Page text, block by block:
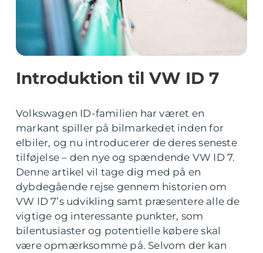
Introduktion til VW ID 7
Volkswagen ID-familien har været en
markant spiller på bilmarkedet inden for
elbiler, og nu introducerer de deres seneste
tilføjelse – den nye og spændende VW ID 7.
Denne artikel vil tage dig med på en
dybdegående rejse gennem historien om
VW ID 7’s udvikling samt præsentere alle de
vigtige og interessante punkter, som
bilentusiaster og potentielle købere skal
være opmærksomme på. Selvom der kan